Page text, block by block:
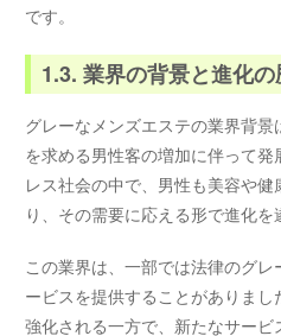
です。
1.3. 業界の背景と進化の
グレーなメンズエステの業界背
を求める男性客の増加に伴って
レス社会の中で、男性も美容や
り、その需要に応える形で進化を
この業界は、一部では法律のグ
ービスを提供することがありま
強化される一方で、新たなサー